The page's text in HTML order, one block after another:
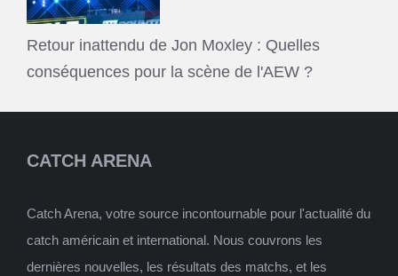
Retour inattendu de Jon Moxley : Quelles
conséquences pour la scène de l'AEW ?
CATCH ARENA
Catch Arena, votre source incontournable pour l'actualité du
catch américain et international. Nous couvrons les
dernières nouvelles, les résultats des matchs, et les